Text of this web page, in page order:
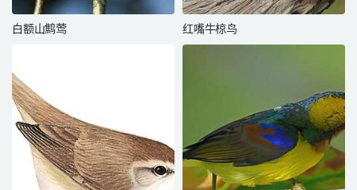
白额山鹪莺 红嘴牛椋鸟